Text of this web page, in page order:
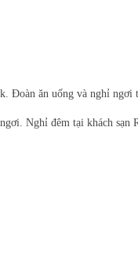
Đoàn ăn uống và nghỉ ngơi
Nghỉ đêm tại khách sạn